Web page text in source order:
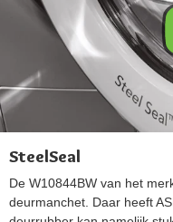
SteelSeal
De W10844BW van het
deurmanchet. Daar heeft